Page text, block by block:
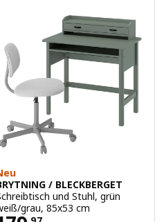
/ BLECKBERGET
und Stuhl, grün
grau, 85x53 cm